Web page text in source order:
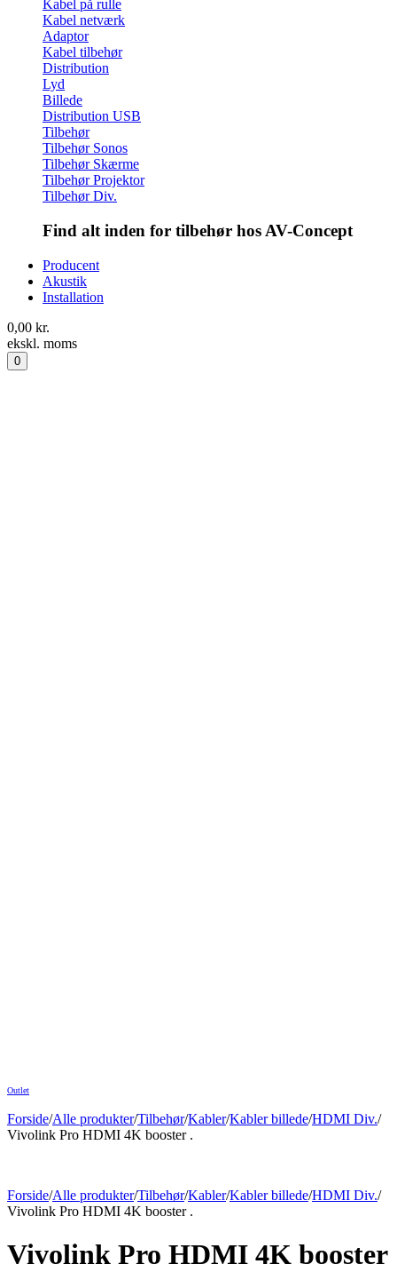
Kabel på rulle
Kabel netværk
Adaptor
Kabel tilbehør
Distribution
Lyd
Billede
Distribution USB
Tilbehør
Tilbehør Sonos
Tilbehør Skærme
Tilbehør Projektor
Tilbehør Div.
Find alt inden for tilbehør hos AV-Concept
Producent
Akustik
Installation
0,00 kr.
ekskl. moms
0
Outlet
Forside/Alle produkter/Tilbehør/Kabler/Kabler billede/HDMI Div./
Vivolink Pro HDMI 4K booster .
Forside/Alle produkter/Tilbehør/Kabler/Kabler billede/HDMI Div./
Vivolink Pro HDMI 4K booster .
Vivolink Pro HDMI 4K booster